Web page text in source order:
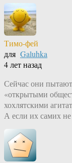
Тимо-фей
для Galuhka
4 лет назад
Сейчас они
«открытыми
хохлятскими
А если их самих не